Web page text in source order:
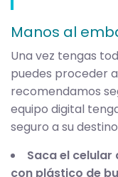
Manos al
Una vez tengas
puedes proceder
recomendamos
equipo digital
seguro a su
Saca el celular
con plástico de